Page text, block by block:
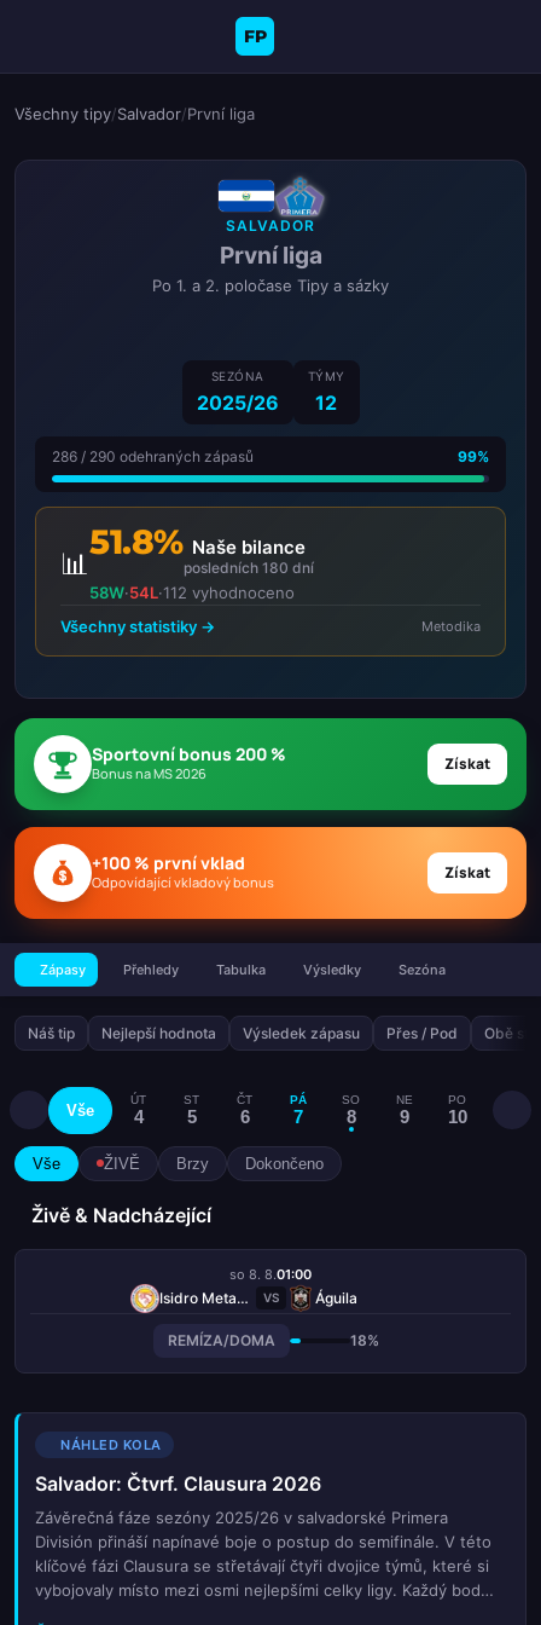
FP
Všechny tipy/Salvador/První liga
SALVADOR
První liga
Po 1. a 2. poločase Tipy a sázky
SEZÓNA
2025/26
TÝMY
12
286 / 290 odehraných zápasů 99%
📊
51.8% Naše bilance
posledních 180 dní
58W·54L·112 vyhodnoceno
Všechny statistiky →
Metodika
Sportovní bonus 200 %
Bonus na MS 2026 Získat
+100 % první vklad
Odpovídající vkladový bonus Získat
Zápasy Přehledy Tabulka Výsledky Sezóna
Náš tip Nejlepší hodnota Výsledek zápasu Přes / Pod Obě
Vše
ÚT
4
ST
5
ČT
6
PÁ
7
SO
8
NE
9
PO
10
Vše ŽIVĚ Brzy Dokončeno
Živě & Nadcházející
so 8. 8.01:00
Isidro Metapán VS Águila
REMÍZA/DOMA 18%
NÁHLED KOLA
Salvador: Čtvrf. Clausura 2026
Závěrečná fáze sezóny 2025/26 v salvadorské Primera
División přináší napínavé boje o postup do semifinále. V této
klíčové fázi Clausura se střetávají čtyři dvojice týmů, které si
vybojovaly místo mezi osmi nejlepšími celky ligy. Každý bod